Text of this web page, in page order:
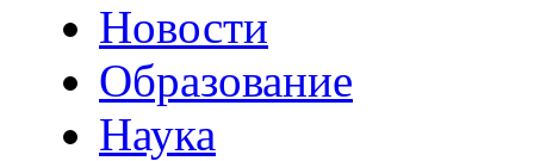
Новости
Образование
Наука